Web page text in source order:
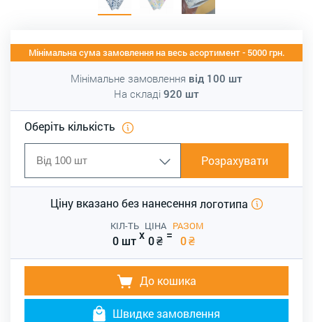
Мінімальна сума замовлення на весь асортимент - 5000 грн.
Мінімальне замовлення від 100 шт
На складі 920 шт
Оберіть кількість
Розрахувати
Ціну вказано без нанесення логотипа
КІЛ-ТЬ
0 штx
ЦІНА
0₴ =
РАЗОМ
0₴
До кошика
Швидке замовлення